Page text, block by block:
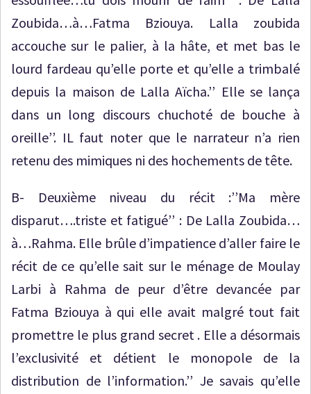
Zoubida…à…Fatma Bziouya. Lalla zoubida
accouche sur le palier, à la hâte, et met bas le
lourd fardeau qu’elle porte et qu’elle a trimbalé
depuis la maison de Lalla Aïcha.’’ Elle se lança
dans un long discours chuchoté de bouche à
oreille’’. IL faut noter que le narrateur n’a rien
retenu des mimiques ni des hochements de tête.
B- Deuxième niveau du récit :’’Ma mère
disparut….triste et fatigué’’ : De Lalla Zoubida…
à…Rahma. Elle brûle d’impatience d’aller faire le
récit de ce qu’elle sait sur le ménage de Moulay
Larbi à Rahma de peur d’être devancée par
Fatma Bziouya à qui elle avait malgré tout fait
promettre le plus grand secret . Elle a désormais
l’exclusivité et détient le monopole de la
distribution de l’information.’’ Je savais qu’elle